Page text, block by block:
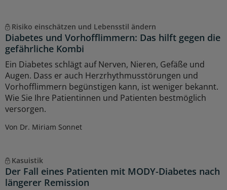
Risiko einschätzen und Lebensstil ändern
Diabetes und Vorhofflimmern: Das hilft gegen die
gefährliche Kombi
Ein Diabetes schlägt auf Nerven, Nieren, Gefäße und
Augen. Dass er auch Herzrhythmusstörungen und
Vorhofflimmern begünstigen kann, ist weniger bekannt.
Wie Sie Ihre Patientinnen und Patienten bestmöglich
versorgen.
Von Dr. Miriam Sonnet
Kasuistik
Der Fall eines Patienten mit MODY-Diabetes nach
längerer Remission